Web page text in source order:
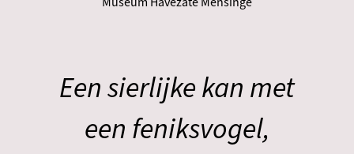
Een sierlijke kan met
een feniksvogel,